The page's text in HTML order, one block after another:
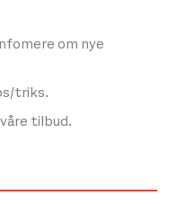
om nye
triks.
tilbud.